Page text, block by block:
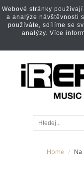
Home Na
Webové stránky
a analýze návštěvnosti
používáte, sdílíme se
analýzy. Více